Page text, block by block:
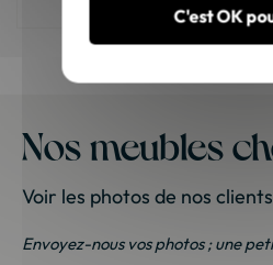
Nos meubles
Voir les photos de nos clients
Envoyez-nous vos photos ; une
C'est OK